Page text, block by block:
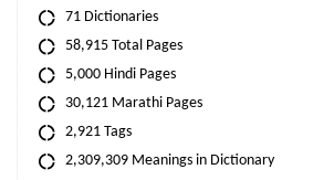
71 Dictionaries
58,915 Total Pages
5,000 Hindi Pages
30,121 Marathi Pages
2,921 Tags
2,309,309 Meanings in Dictionary